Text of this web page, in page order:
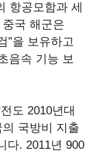
항공모함과 세
국 해군은
”을 보유하고
음속 기능 보
도 2010년대
국방비 지출
다. 2011년 900